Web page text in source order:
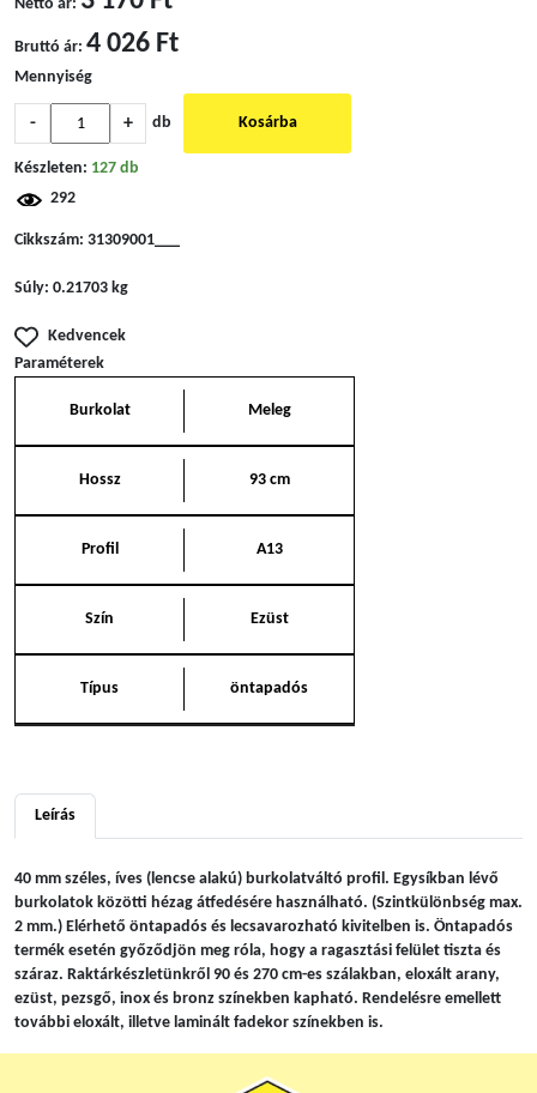
Nettó ár:
Bruttó ár: 4 026 Ft
Mennyiség
- + db Kosárba
Készleten: 127 db
292
Cikkszám: 31309001___
Súly: 0.21703 kg
Kedvencek
Paraméterek
Burkolat Meleg
Hossz 93 cm
Profil A13
Szín Ezüst
Típus öntapadós
Leírás
40 mm széles, íves (lencse alakú) burkolatváltó profil. Egysíkban lévő
burkolatok közötti hézag átfedésére használható. (Szintkülönbség max.
2 mm.) Elérhető öntapadós és lecsavarozható kivitelben is. Öntapadós
termék esetén győződjön meg róla, hogy a ragasztási felület tiszta és
száraz. Raktárkészletünkről 90 és 270 cm-es szálakban, eloxált arany,
ezüst, pezsgő, inox és bronz színekben kapható. Rendelésre emellett
további eloxált, illetve laminált fadekor színekben is.